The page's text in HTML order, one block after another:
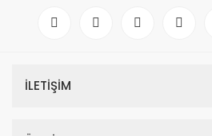
İLETİŞİM